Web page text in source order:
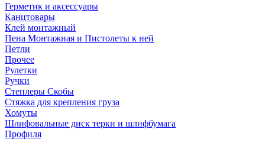
Герметик и аксессуары
Канцтовары
Клей монтажный
Пена Монтажная и Пистолеты к ней
Петли
Прочее
Рулетки
Ручки
Степлеры Скобы
Стяжка для крепления груза
Хомуты
Шлифовальные диск терки и шлифбумага
Профиля